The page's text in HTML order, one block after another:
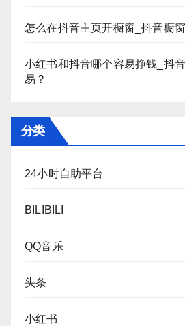
怎么在抖音主页开橱窗_抖音橱
小红书和抖音哪个容易挣钱_抖
易？
分类
24小时自助平台
BILIBILI
QQ音乐
头条
小红书